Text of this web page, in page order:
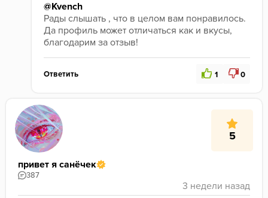
@Kvench
Рады слышать , что в целом вам понравилось.
Да профиль может отличаться как и вкусы,
благодарим за отзыв!
Ответить 1 0
5
привет я санёчек
387